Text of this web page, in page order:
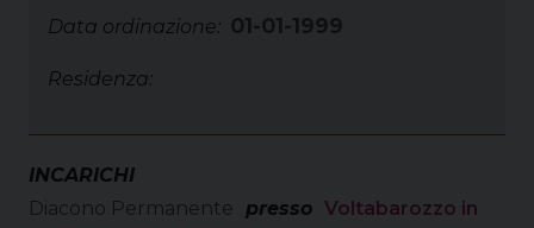
Data ordinazione: 01-01-1999
Residenza:
INCARICHI
Diacono Permanente
presso Voltabarozzo in